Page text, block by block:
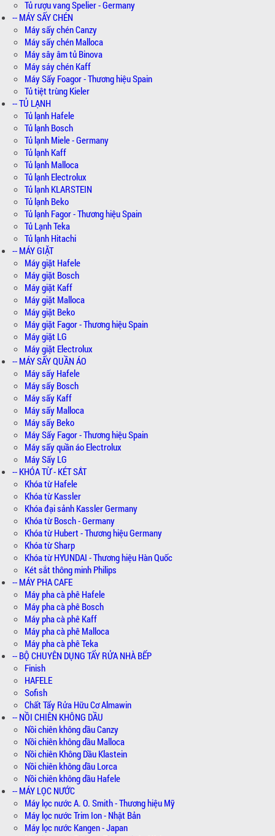
Tủ rượu vang Spelier - Germany
-- MÁY SẤY CHÉN
Máy sấy chén Canzy
Máy sấy chén Malloca
Máy sây âm tủ Binova
Máy sáy chén Kaff
Máy Sấy Foagor - Thương hiệu Spain
Tủ tiệt trùng Kieler
-- TỦ LẠNH
Tủ lạnh Hafele
Tủ lạnh Bosch
Tủ lạnh Miele - Germany
Tủ lạnh Kaff
Tủ lạnh Malloca
Tủ lạnh Electrolux
Tủ lạnh KLARSTEIN
Tủ lạnh Beko
Tủ lạnh Fagor - Thương hiệu Spain
Tủ Lạnh Teka
Tủ lạnh Hitachi
-- MÁY GIẶT
Máy giặt Hafele
Máy giặt Bosch
Máy giặt Kaff
Máy giặt Malloca
Máy giặt Beko
Máy giặt Fagor - Thương hiệu Spain
Máy giặt LG
Máy giặt Electrolux
-- MÁY SẤY QUẦN ÁO
Máy sấy Hafele
Máy sấy Bosch
Máy sấy Kaff
Máy sấy Malloca
Máy sấy Beko
Máy Sấy Fagor - Thương hiệu Spain
Máy sấy quần áo Electrolux
Máy Sấy LG
-- KHÓA TỪ - KÉT SẮT
Khóa từ Hafele
Khóa từ Kassler
Khóa đại sảnh Kassler Germany
Khóa từ Bosch - Germany
Khóa từ Hubert - Thương hiệu Germany
Khóa từ Sharp
Khóa từ HYUNDAI - Thương hiệu Hàn Quốc
Két sắt thông minh Philips
-- MÁY PHA CAFE
Máy pha cà phê Hafele
Máy pha cà phê Bosch
Máy pha cà phê Kaff
Máy pha cà phê Malloca
Máy pha cà phê Teka
-- BỘ CHUYÊN DỤNG TẨY RỬA NHÀ BẾP
Finish
HAFELE
Sofish
Chất Tẩy Rửa Hữu Cơ Almawin
-- NỒI CHIÊN KHÔNG DẦU
Nồi chiên không dầu Canzy
Nồi chiên không dầu Malloca
Nồi chiên Không Dầu Klastein
Nồi chiên không dầu Lorca
Nồi chiên không dầu Hafele
-- MÁY LỌC NƯỚC
Máy lọc nước A. O. Smith - Thương hiệu Mỹ
Máy lọc nước Trim Ion - Nhật Bản
Máy lọc nước Kangen - Japan